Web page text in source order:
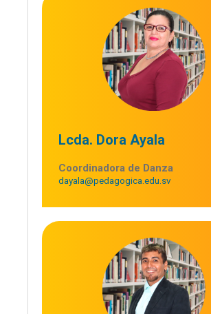
Lcda. Dora Ayala
Coordinadora de Danza
dayala@pedagogica.edu.sv